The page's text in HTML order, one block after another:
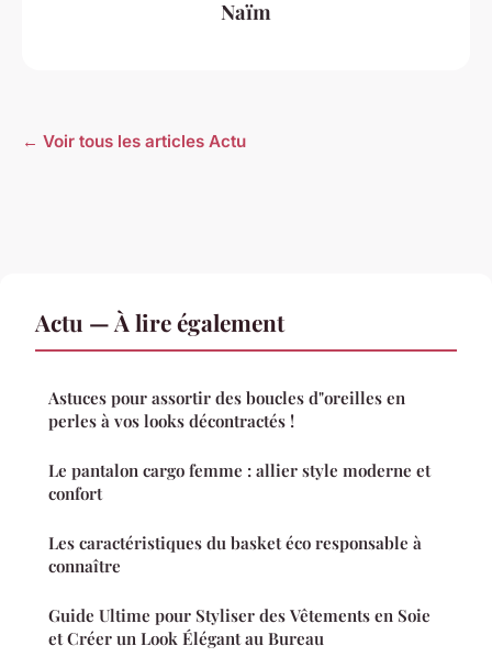
Naïm
← Voir tous les articles Actu
Actu — À lire également
Astuces pour assortir des boucles d"oreilles en
perles à vos looks décontractés !
Le pantalon cargo femme : allier style moderne et
confort
Les caractéristiques du basket éco responsable à
connaître
Guide Ultime pour Styliser des Vêtements en Soie
et Créer un Look Élégant au Bureau